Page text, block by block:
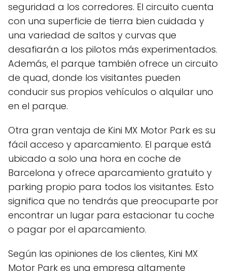
seguridad a los corredores. El circuito cuenta
con una superficie de tierra bien cuidada y
una variedad de saltos y curvas que
desafiarán a los pilotos más experimentados.
Además, el parque también ofrece un circuito
de quad, donde los visitantes pueden
conducir sus propios vehículos o alquilar uno
en el parque.
Otra gran ventaja de Kini MX Motor Park es su
fácil acceso y aparcamiento. El parque está
ubicado a solo una hora en coche de
Barcelona y ofrece aparcamiento gratuito y
parking propio para todos los visitantes. Esto
significa que no tendrás que preocuparte por
encontrar un lugar para estacionar tu coche
o pagar por el aparcamiento.
Según las opiniones de los clientes, Kini MX
Motor Park es una empresa altamente